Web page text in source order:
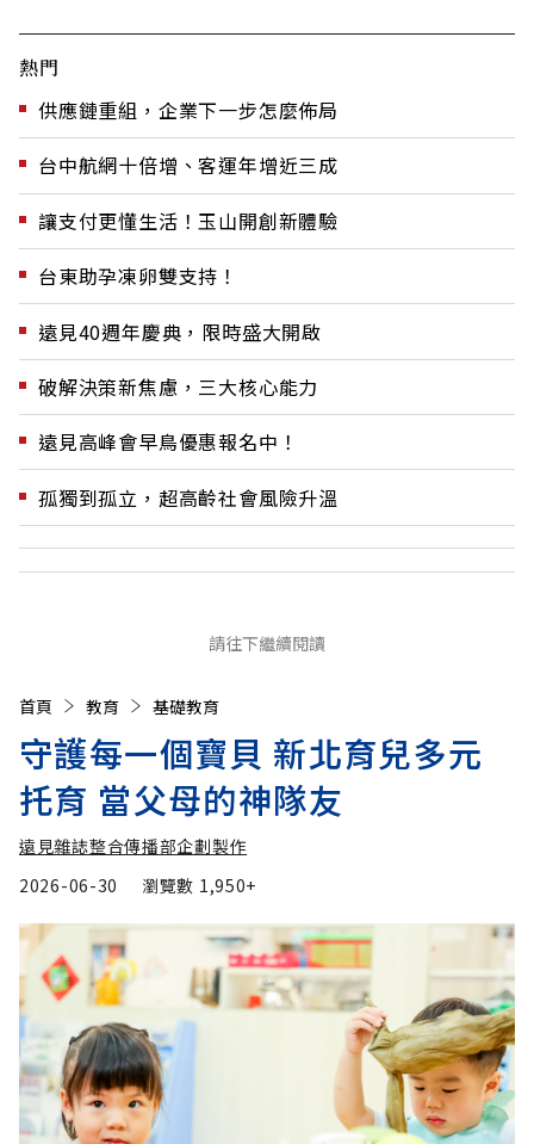
熱門
供應鏈重組，企業下一步怎麼佈局
台中航網十倍增、客運年增近三成
讓支付更懂生活！玉山開創新體驗
台東助孕凍卵雙支持！
遠見40週年慶典，限時盛大開啟
破解決策新焦慮，三大核心能力
遠見高峰會早鳥優惠報名中！
孤獨到孤立，超高齡社會風險升溫
請往下繼續閱讀
首頁 教育 基礎教育
守護每一個寶貝 新北育兒多元
托育 當父母的神隊友
遠見雜誌整合傳播部企劃製作
2026-06-30
瀏覽數 1,950+